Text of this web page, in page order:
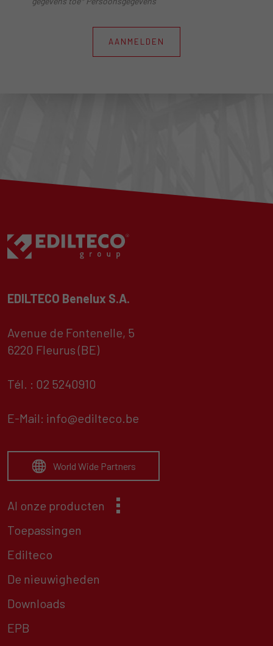
AANMELDEN
EDILTECO Benelux S.A.
Avenue de Fontenelle, 5
6220 Fleurus (BE)
Tél. : 02 5240910
E-Mail: info@edilteco.be
World Wide Partners
Al onze producten
Toepassingen
Edilteco
De nieuwigheden
Downloads
EPB